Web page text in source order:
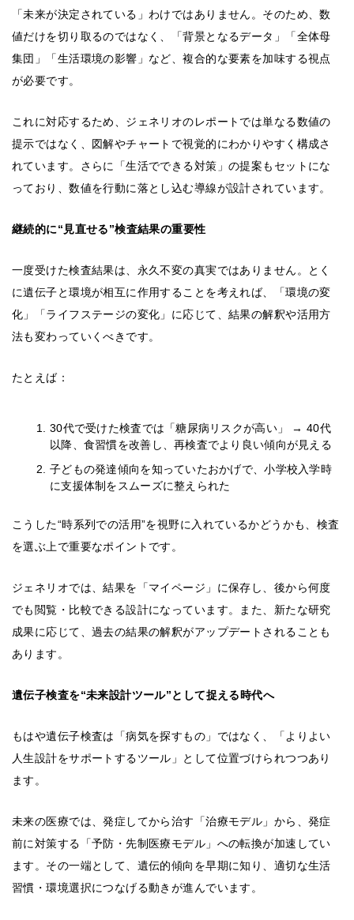
「未来が決定されている」わけではありません。そのため、数
値だけを切り取るのではなく、「背景となるデータ」「全体母
集団」「生活環境の影響」など、複合的な要素を加味する視点
が必要です。
これに対応するため、ジェネリオのレポートでは単なる数値の
提示ではなく、図解やチャートで視覚的にわかりやすく構成さ
れています。さらに「生活でできる対策」の提案もセットにな
っており、数値を行動に落とし込む導線が設計されています。
継続的に“見直せる”検査結果の重要性
一度受けた検査結果は、永久不変の真実ではありません。とく
に遺伝子と環境が相互に作用することを考えれば、「環境の変
化」「ライフステージの変化」に応じて、結果の解釈や活用方
法も変わっていくべきです。
たとえば：
30代で受けた検査では「糖尿病リスクが高い」 → 40代
以降、食習慣を改善し、再検査でより良い傾向が見える
子どもの発達傾向を知っていたおかげで、小学校入学時
に支援体制をスムーズに整えられた
こうした“時系列での活用”を視野に入れているかどうかも、検査
を選ぶ上で重要なポイントです。
ジェネリオでは、結果を「マイページ」に保存し、後から何度
でも閲覧・比較できる設計になっています。また、新たな研究
成果に応じて、過去の結果の解釈がアップデートされることも
あります。
遺伝子検査を“未来設計ツール”として捉える時代へ
もはや遺伝子検査は「病気を探すもの」ではなく、「よりよい
人生設計をサポートするツール」として位置づけられつつあり
ます。
未来の医療では、発症してから治す「治療モデル」から、発症
前に対策する「予防・先制医療モデル」への転換が加速してい
ます。その一端として、遺伝的傾向を早期に知り、適切な生活
習慣・環境選択につなげる動きが進んでいます。